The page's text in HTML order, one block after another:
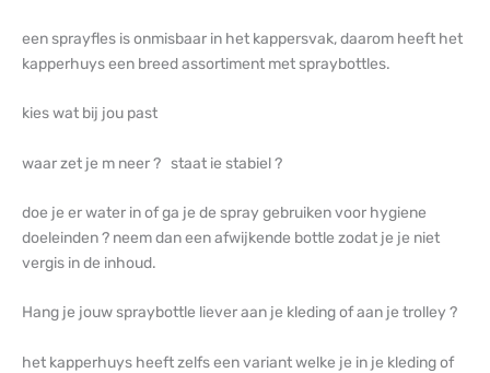
een sprayfles is onmisbaar in het kappersvak, daarom heeft het
kapperhuys een breed assortiment met spraybottles.
kies wat bij jou past
waar zet je m neer ? staat ie stabiel ?
doe je er water in of ga je de spray gebruiken voor hygiene
doeleinden ? neem dan een afwijkende bottle zodat je je niet
vergis in de inhoud.
Hang je jouw spraybottle liever aan je kleding of aan je trolley ?
het kapperhuys heeft zelfs een variant welke je in je kleding of